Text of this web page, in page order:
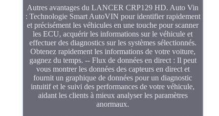
Autres avantages du LANCER CRP129 HD. Auto Vin
: Technologie Smart AutoVIN pour identifier rapidement
et précisément les véhicules en une touche pour scanner
les ECU, acquérir les informations sur le véhicule et
effectuer des diagnostics sur les systèmes sélectionnés.
Obtenez rapidement les informations de votre voiture,
gagnez du temps. -- Flux de données en direct : Il peut
vous montrer les données des capteurs en direct et
fournit un graphique de données pour un diagnostic
intuitif et le suivi des performances de votre véhicule,
aidant les clients à mieux analyser les paramètres
anormaux.